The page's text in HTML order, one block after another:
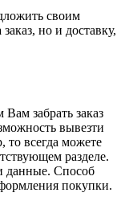
своим
но и доставку,
забрать заказ
вывезти
то всегда можете
разделе.
данные. Способ
покупки.